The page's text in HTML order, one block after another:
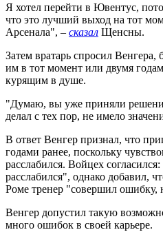
Я хотел перейти в Ювентус,
что это лучший выход на тот
Арсенала", – сказал Щенсны.
Затем вратарь спросил
им в тот момент или двумя
курящим в душе.
"Думаю, вы уже приняли
делал с тех пор, не имело
В ответ Венгер признал, что
годами ранее, поскольку
расслабился. Войцех
расслабился", однако добавил,
Роме тренер "совершил ошибку,
Венгер допустил такую
много ошибок в своей карьере.